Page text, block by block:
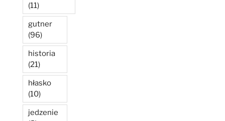
(11)
gutner
(96)
historia
(21)
hłasko
(10)
jedzenie